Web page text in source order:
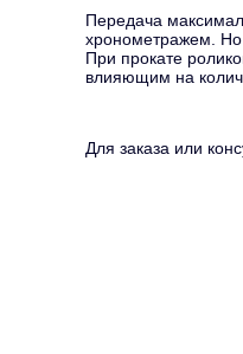
Передача
хронометражем. Но
При прокате
влияющим на
Для заказа или